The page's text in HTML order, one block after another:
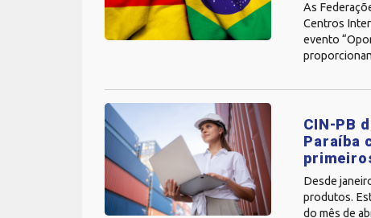
As
Centros
evento
CIN-PB
Paraíba
Desde
produtos.
do mês de